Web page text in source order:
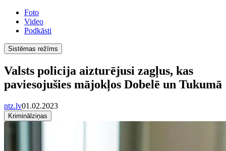
Foto
Video
Podkāsti
Sistēmas režīms
Valsts policija aizturējusi zagļus, kas
paviesojušies mājokļos Dobelē un Tukumā
ntz.lv01.02.2023
Kriminālziņas